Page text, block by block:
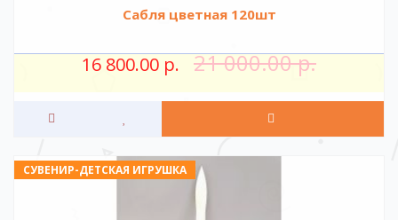
Сабля цветная 120шт
16 800.00 р. 21 000.00 р.
СУВЕНИР-ДЕТСКАЯ ИГРУШКА